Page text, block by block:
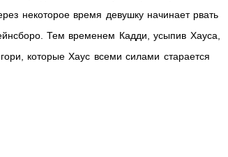
некоторое время девушку начинает рвать
Тем временем Кадди, усыпив Хауса,
которые Хаус всеми силами старается